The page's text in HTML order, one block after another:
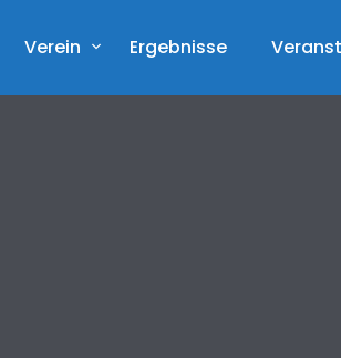
Verein Ergebnisse